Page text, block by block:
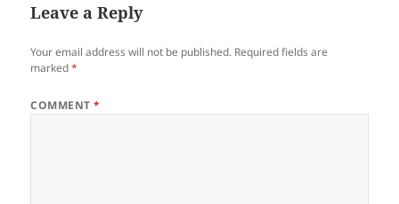
Leave a Reply
Your email address will not be published. Required fields are
marked*
COMMENT*